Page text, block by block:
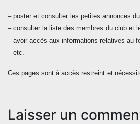
– poster et consulter les petites annonces
– consulter la liste des membres du club et
– avoir accès aux informations relatives au
– etc.
Ces pages sont à accès restreint et
Laisser un